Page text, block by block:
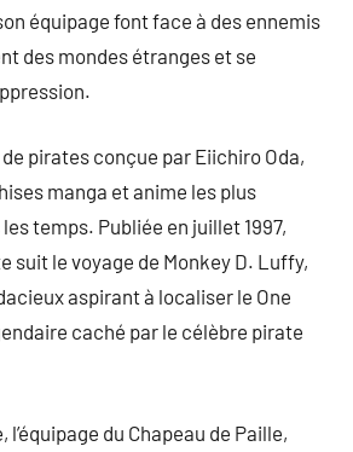
équipage font face à des ennemis
des mondes étranges et se
pirates conçue par Eiichiro Oda,
manga et anime les plus
temps. Publiée en juillet 1997,
suit le voyage de Monkey D. Luffy,
aspirant à localiser le One
caché par le célèbre pirate
l’équipage du Chapeau de Paille,